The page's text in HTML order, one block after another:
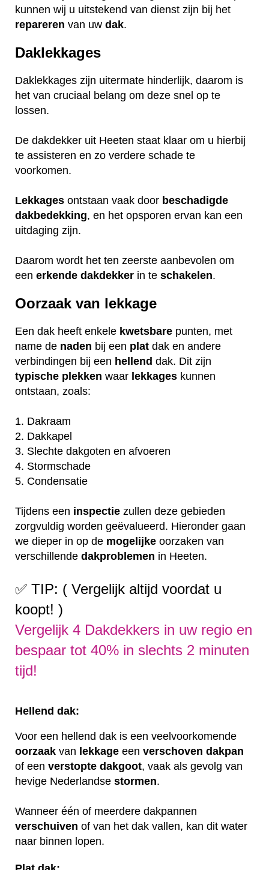
kunnen wij u uitstekend van dienst zijn bij het
repareren van uw dak.
Daklekkages
Daklekkages zijn uitermate hinderlijk, daarom is
het van cruciaal belang om deze snel op te
lossen.
De dakdekker uit Heeten staat klaar om u hierbij
te assisteren en zo verdere schade te
voorkomen.
Lekkages ontstaan vaak door beschadigde
dakbedekking, en het opsporen ervan kan een
uitdaging zijn.
Daarom wordt het ten zeerste aanbevolen om
een erkende dakdekker in te schakelen.
Oorzaak van lekkage
Een dak heeft enkele kwetsbare punten, met
name de naden bij een plat dak en andere
verbindingen bij een hellend dak. Dit zijn
typische plekken waar lekkages kunnen
ontstaan, zoals:
1. Dakraam
2. Dakkapel
3. Slechte dakgoten en afvoeren
4. Stormschade
5. Condensatie
Tijdens een inspectie zullen deze gebieden
zorgvuldig worden geëvalueerd. Hieronder gaan
we dieper in op de mogelijke oorzaken van
verschillende dakproblemen in Heeten.
✅ TIP: ( Vergelijk altijd voordat u
koopt! )
Vergelijk 4 Dakdekkers in uw regio en
bespaar tot 40% in slechts 2 minuten
tijd!
Hellend dak:
Voor een hellend dak is een veelvoorkomende
oorzaak van lekkage een verschoven dakpan
of een verstopte dakgoot, vaak als gevolg van
hevige Nederlandse stormen.
Wanneer één of meerdere dakpannen
verschuiven of van het dak vallen, kan dit water
naar binnen lopen.